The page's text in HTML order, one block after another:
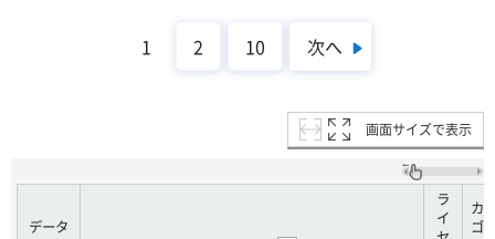
1 2 10 次へ
画面サイズで表示
データ
ラ
イ
カ
ゴ